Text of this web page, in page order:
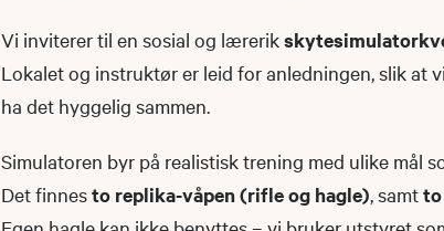
Vi inviterer til en sosial og lærerik
Lokalet og instruktør er leid for anledningen, slik at
ha det hyggelig sammen.
Simulatoren byr på realistisk trening med ulike mål
Det finnesto replika-våpen (rifle og hagle), samt